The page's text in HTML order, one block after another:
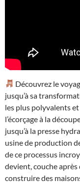
Découvrez le
jusqu’à sa
les plus polyvalents
l’écorçage à la
jusqu’à la presse
usine de production
de ce processus
devient, couche après
construire des